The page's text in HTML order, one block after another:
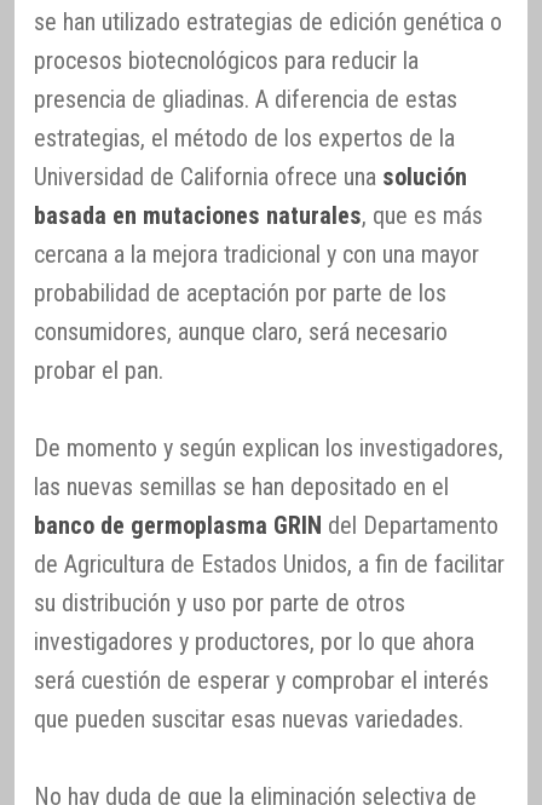
se han utilizado estrategias de edición genética o
procesos biotecnológicos para reducir la
presencia de gliadinas. A diferencia de estas
estrategias, el método de los expertos de la
Universidad de California ofrece una solución
basada en mutaciones naturales, que es más
cercana a la mejora tradicional y con una mayor
probabilidad de aceptación por parte de los
consumidores, aunque claro, será necesario
probar el pan.
De momento y según explican los investigadores,
las nuevas semillas se han depositado en el
banco de germoplasma GRIN del Departamento
de Agricultura de Estados Unidos, a fin de facilitar
su distribución y uso por parte de otros
investigadores y productores, por lo que ahora
será cuestión de esperar y comprobar el interés
que pueden suscitar esas nuevas variedades.
No hay duda de que la eliminación selectiva de